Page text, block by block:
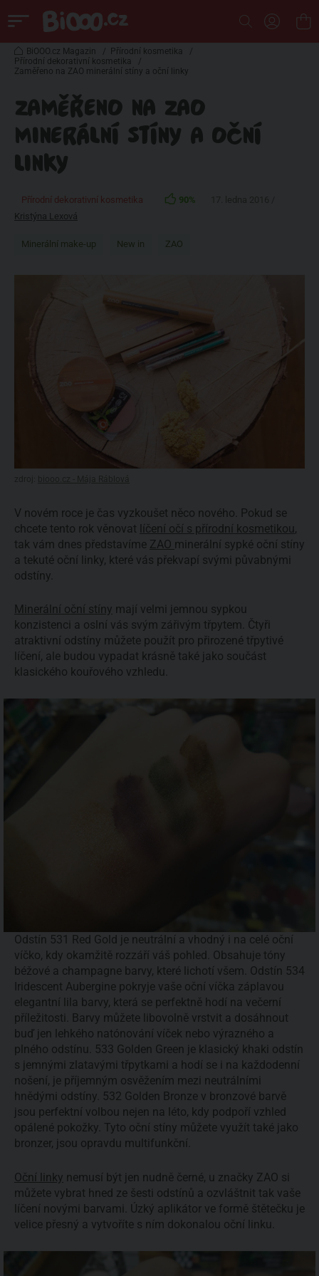
BiOOO.cz Magazin / Přírodní kosmetika
/
Přírodní dekorativní kosmetika
/
Zaměřeno na ZAO minerální stíny a oční linky
ZAMĚŘENO NA ZAO
MINERÁLNÍ STÍNY A OČNÍ
LINKY
Přírodní dekorativní kosmetika 90%
Kristýna Lexová
Minerální make-up New in ZAO
V novém roce je čas vyzkoušet něco nového. Pokud se
chcete tento rok věnovat
líčení očí s přírodní kosmetikou,
tak vám dnes představíme ZAO minerální sypké oční stíny
a tekuté oční linky, které vás překvapí svými půvabnými
odstíny.
Minerální oční stíny mají velmi jemnou sypkou
konzistenci a oslní vás svým zářivým třpytem. Čtyři
atraktivní odstíny můžete použít pro přirozené třpytivé
líčení, ale budou vypadat krásně také jako součást
klasického kouřového vzhledu.
Odstín 531 Red Gold je neutrální a vhodný i na celé oční
víčko, kdy okamžitě rozzáří váš pohled. Obsahuje tóny
béžové a champagne barvy, které lichotí všem. Odstín 534
Iridescent Aubergine pokryje vaše oční víčka záplavou
elegantní lila barvy, která se perfektně hodí na večerní
příležitosti. Barvy můžete libovolně vrstvit a dosáhnout
buď jen lehkého natónování víček nebo výrazného a
plného odstínu. 533 Golden Green je klasický khaki odstín
s jemnými zlatavými třpytkami a hodí se i na každodenní
nošení, je příjemným osvěžením mezi neutrálními
hnědými odstíny. 532 Golden Bronze v bronzové barvě
jsou perfektní volbou nejen na léto, kdy podpoří vzhled
opálené pokožky. Tyto oční stíny můžete využít také jako
bronzer, jsou opravdu multifunkční.
Oční linky nemusí být jen nudně černé, u značky ZAO si
můžete vybrat hned ze šesti odstínů a ozvláštnit tak vaše
líčení novými barvami. Úzký aplikátor ve formě štětečku je
velice přesný a vytvoříte s ním dokonalou oční linku.